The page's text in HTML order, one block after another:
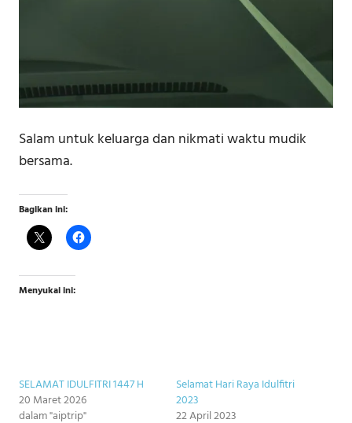
Salam untuk keluarga dan nikmati waktu mudik
bersama.
Bagikan ini:
Menyukai ini:
SELAMAT IDULFITRI 1447 H
20 Maret 2026
dalam "aiptrip"
Selamat Hari Raya Idulfitri
2023
22 April 2023